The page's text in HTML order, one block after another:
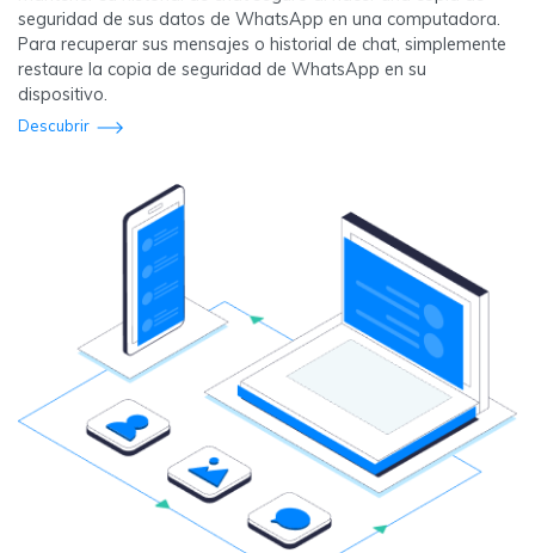
seguridad de sus datos de WhatsApp en una computadora.
Para recuperar sus mensajes o historial de chat, simplemente
restaure la copia de seguridad de WhatsApp en su
dispositivo.
Descubrir